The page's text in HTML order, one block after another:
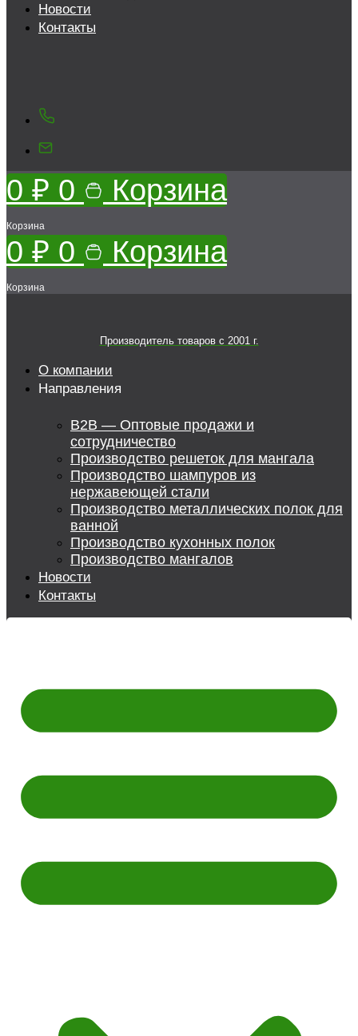
Новости
Контакты
0 ₽ 0 Корзина
Корзина
0 ₽ 0 Корзина
Корзина
Производитель товаров c 2001 г.
О компании
Направления
B2B — Оптовые продажи и
сотрудничество
Производство решеток для мангала
Производство шампуров из
нержавеющей стали
Производство металлических полок для
ванной
Производство кухонных полок
Производство мангалов
Новости
Контакты